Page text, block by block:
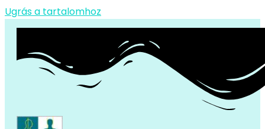
Ugrás a tartalomhoz